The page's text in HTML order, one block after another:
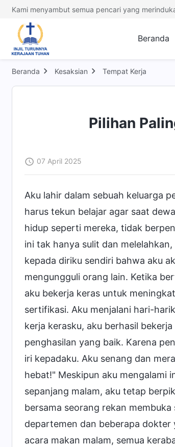
Kami menyambut semua pencari yang
Beranda
Beranda Kesaksian Tempat Kerja
Pilihan
07 April 2025
Aku lahir dalam sebuah keluarga
harus tekun belajar agar saat
hidup seperti mereka, tidak
ini tak hanya sulit dan
kepada diriku sendiri bahwa aku
mengungguli orang lain. Ketika
aku bekerja keras untuk
sertifikasi. Aku menjalani hari-
kerja kerasku, aku berhasil
penghasilan yang baik. Karena
iri kepadaku. Aku senang dan
hebat!" Meskipun aku mengalami
sepanjang malam, aku tetap
bersama seorang rekan
departemen dan beberapa dokter
acara makan malam, semua